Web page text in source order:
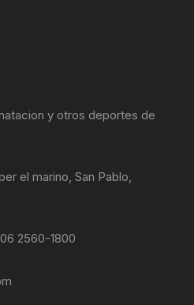
y otros deportes de
el marino, San Pablo,
2560-1800